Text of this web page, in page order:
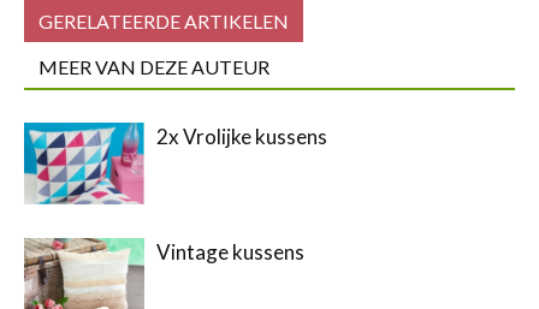
GERELATEERDE ARTIKELEN
MEER VAN DEZE AUTEUR
2x Vrolijke kussens
Vintage kussens